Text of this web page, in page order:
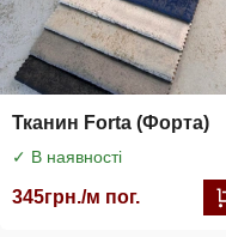
Тканин Forta (Форта)
✓ В наявності
345грн./м пог.